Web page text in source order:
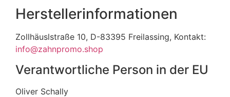
Herstellerinformationen
Zollhäuslstraße 10, D-83395 Freilassing, Kontakt:
info@zahnpromo.shop
Verantwortliche Person in der EU
Oliver Schally